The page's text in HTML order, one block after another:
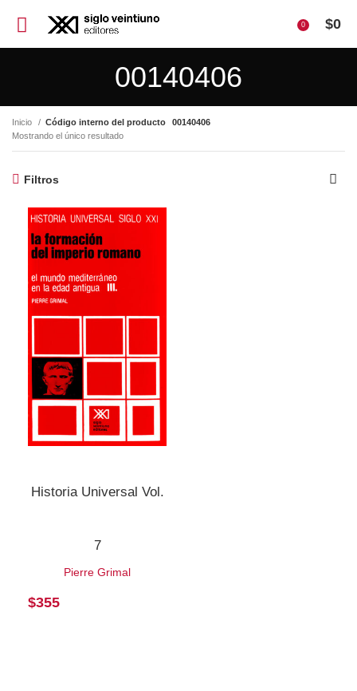
0 $0
00140406
Inicio Código interno del producto
00140406
Mostrando el único resultado
Filtros
Historia Universal Vol.
7
Pierre Grimal
$355